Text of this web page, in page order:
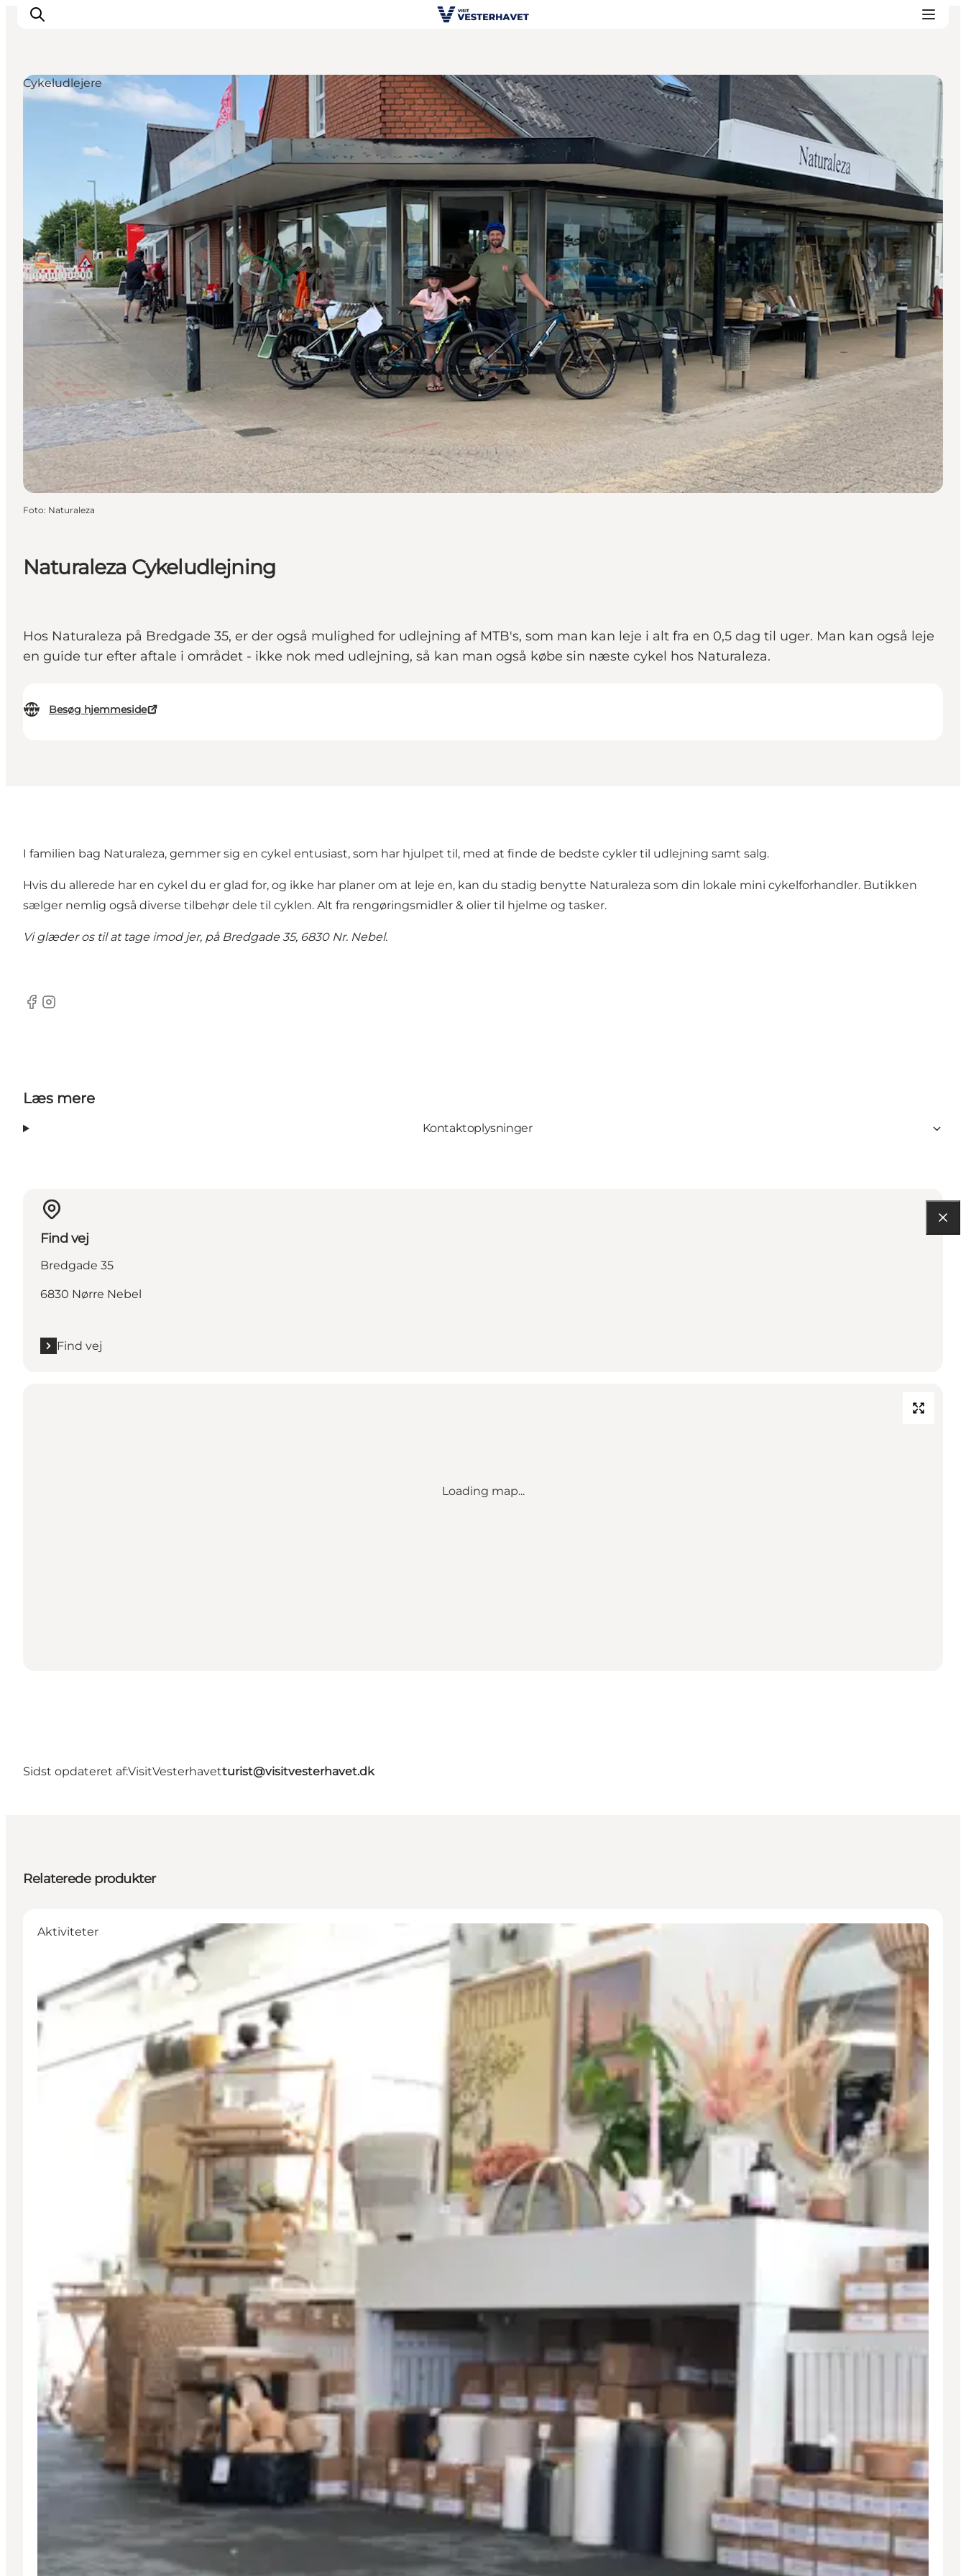
Oplevelser
Mad & Overnatning
Køb billet
Planlæg din ferie
Naturaleza Cykeludlejning
Hos Naturaleza på Bredgade 35, er der også mulighed for udlejning af MTB's, som man kan leje i alt fra en 0,5 dag til uger. Man kan også leje
en guide tur efter aftale i området - ikke nok med udlejning, så kan man også købe sin næste cykel hos Naturaleza.
Besøg hjemmeside
Cykeludlejere
Foto: Naturaleza
I familien bag Naturaleza, gemmer sig en cykel entusiast, som har hjulpet til, med at finde de bedste cykler til udlejning samt salg.
Hvis du allerede har en cykel du er glad for, og ikke har planer om at leje en, kan du stadig benytte Naturaleza som din lokale mini cykelforhandler. Butikken
sælger nemlig også diverse tilbehør dele til cyklen. Alt fra rengøringsmidler & olier til hjelme og tasker.
Vi glæder os til at tage imod jer, på Bredgade 35, 6830 Nr. Nebel.
Facebook
Instagram
Læs mere
Kontaktoplysninger
Find vej
Bredgade 35
6830 Nørre Nebel
Find vej
Loading map...
Sidst opdateret af:VisitVesterhavetturist@visitvesterhavet.dk
Relaterede produkter
Aktiviteter